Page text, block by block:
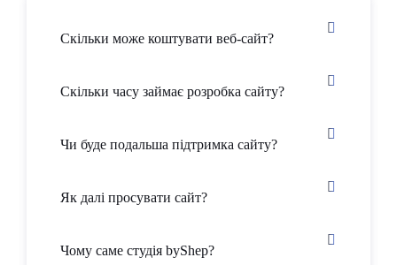
Створення сайту для хостинг компанії виведе ваш бізнес
на новий рівень і зробить повноцінним користувачем на
ринку IT-технологій. На видах такого сервісу можна
керувати ним;
Скільки може коштувати веб-сайт?
Скільки часу займає розробка сайту?
Чи буде подальша підтримка сайту?
Як далі просувати сайт?
Чому саме студія byShep?